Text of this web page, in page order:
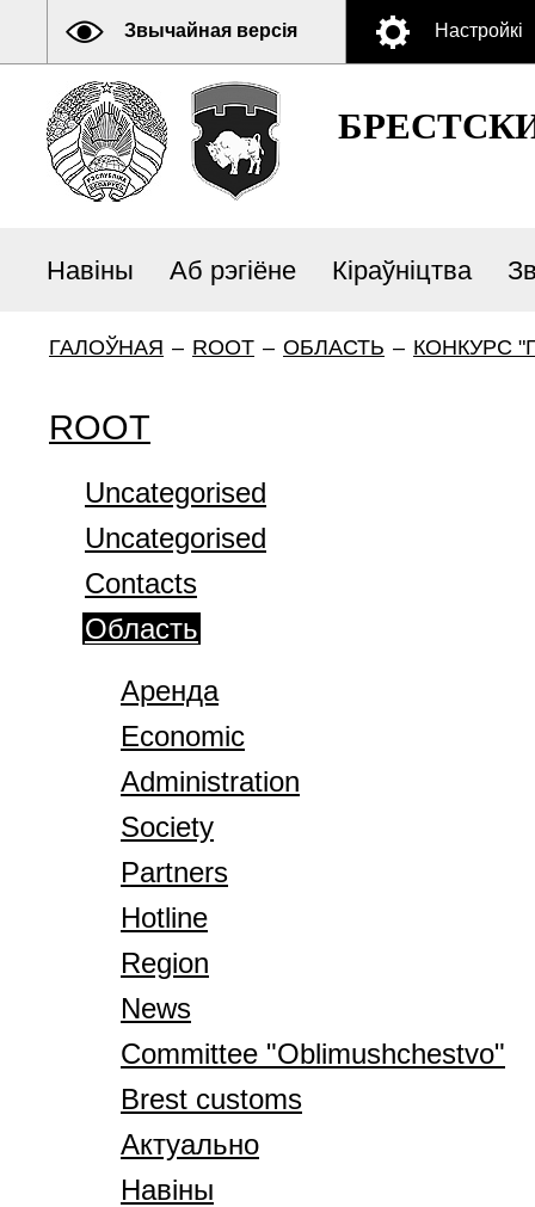
Звычайная версія Настройкі
Навіны Аб рэгіёне Кіраўніцтва
ГАЛОЎНАЯ – ROOT – ОБЛАСТЬ – КОНКУРС
ROOT
Uncategorised
Uncategorised
Contacts
Область
Аренда
Economic
Administration
Society
Partners
Hotline
Region
News
Committee "Oblimushchestvo"
Brest customs
Актуально
Навіны